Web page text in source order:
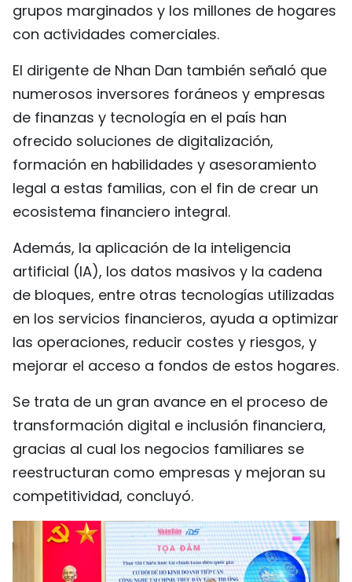
grupos marginados y los millones de hogares
con actividades comerciales.
El dirigente de Nhan Dan también señaló que
numerosos inversores foráneos y empresas
de finanzas y tecnología en el país han
ofrecido soluciones de digitalización,
formación en habilidades y asesoramiento
legal a estas familias, con el fin de crear un
ecosistema financiero integral.
Además, la aplicación de la inteligencia
artificial (IA), los datos masivos y la cadena
de bloques, entre otras tecnologías utilizadas
en los servicios financieros, ayuda a optimizar
las operaciones, reducir costes y riesgos, y
mejorar el acceso a fondos de estos hogares.
Se trata de un gran avance en el proceso de
transformación digital e inclusión financiera,
gracias al cual los negocios familiares se
reestructuran como empresas y mejoran su
competitividad, concluyó.